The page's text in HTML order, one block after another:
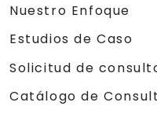
Nuestro Enfoque
Estudios de Caso
Solicitud de
Catálogo de